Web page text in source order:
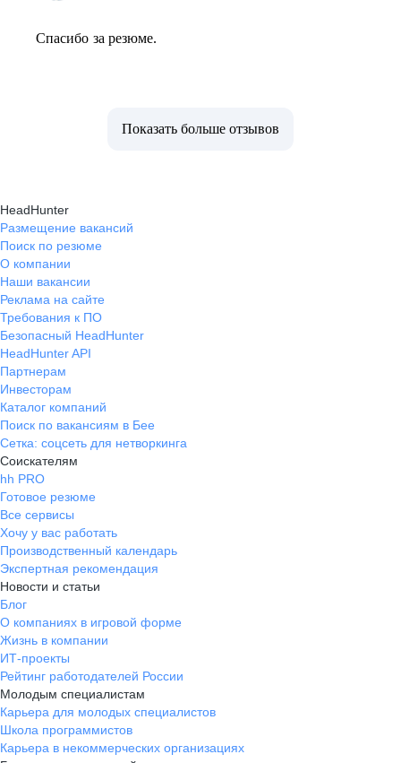
Спасибо за резюме.
Показать больше отзывов
HeadHunter
Размещение вакансий
Поиск по резюме
О компании
Наши вакансии
Реклама на сайте
Требования к ПО
Безопасный HeadHunter
HeadHunter API
Партнерам
Инвесторам
Каталог компаний
Поиск по вакансиям в Бее
Сетка: соцсеть для нетворкинга
Соискателям
hh PRO
Готовое резюме
Все сервисы
Хочу у вас работать
Производственный календарь
Экспертная рекомендация
Новости и статьи
Блог
О компаниях в игровой форме
Жизнь в компании
ИТ-проекты
Рейтинг работодателей России
Молодым специалистам
Карьера для молодых специалистов
Школа программистов
Карьера в некоммерческих организациях